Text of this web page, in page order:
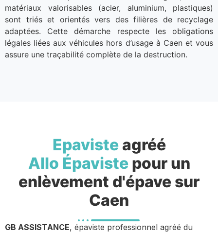
matériaux valorisables (acier, aluminium, plastiques)
sont triés et orientés vers des filières de recyclage
adaptées. Cette démarche respecte les obligations
légales liées aux véhicules hors d’usage à Caen et vous
assure une traçabilité complète de la destruction.
Epavisteagréé
Allo Épavistepour un
enlèvement d'épave sur
Caen
GB ASSISTANCE, épaviste professionnel agréé du